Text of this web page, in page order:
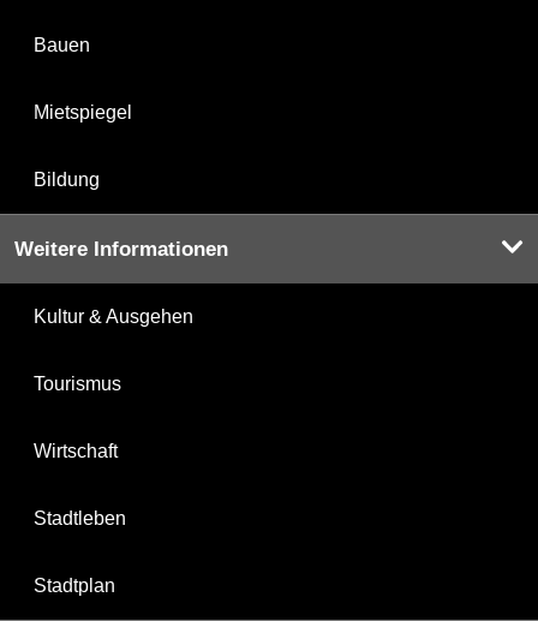
Bauen
Mietspiegel
Bildung
Weitere Informationen
Kultur & Ausgehen
Tourismus
Wirtschaft
Stadtleben
Stadtplan